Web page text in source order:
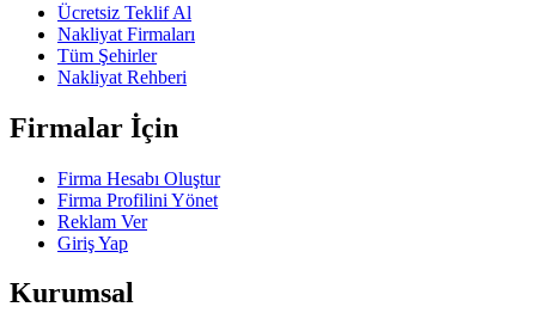
Ücretsiz Teklif Al
Nakliyat Firmaları
Tüm Şehirler
Nakliyat Rehberi
Firmalar İçin
Firma Hesabı Oluştur
Firma Profilini Yönet
Reklam Ver
Giriş Yap
Kurumsal